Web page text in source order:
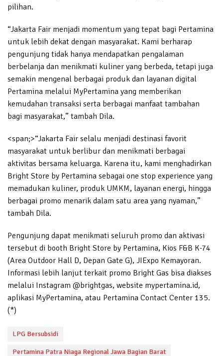
pilihan.
“Jakarta Fair menjadi momentum yang tepat bagi Pertamina
untuk lebih dekat dengan masyarakat. Kami berharap
pengunjung tidak hanya mendapatkan pengalaman
berbelanja dan menikmati kuliner yang berbeda, tetapi juga
semakin mengenal berbagai produk dan layanan digital
Pertamina melalui MyPertamina yang memberikan
kemudahan transaksi serta berbagai manfaat tambahan
bagi masyarakat,” tambah Dila.
<span;>“Jakarta Fair selalu menjadi destinasi favorit
masyarakat untuk berlibur dan menikmati berbagai
aktivitas bersama keluarga. Karena itu, kami menghadirkan
Bright Store by Pertamina sebagai one stop experience yang
memadukan kuliner, produk UMKM, layanan energi, hingga
berbagai promo menarik dalam satu area yang nyaman,”
tambah Dila.
Pengunjung dapat menikmati seluruh promo dan aktivasi
tersebut di booth Bright Store by Pertamina, Kios F&B K-74
(Area Outdoor Hall D, Depan Gate G), JIExpo Kemayoran.
Informasi lebih lanjut terkait promo Bright Gas bisa diakses
melalui Instagram @brightgas, website mypertamina.id,
aplikasi MyPertamina, atau Pertamina Contact Center 135.
(*)
LPG Bersubsidi
Pertamina Patra Niaga Regional Jawa Bagian Barat